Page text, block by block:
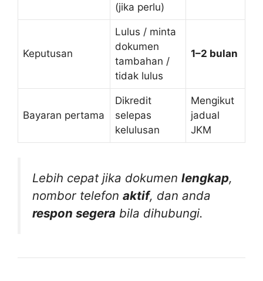
(jika perlu)
Keputusan
Lulus / minta
dokumen
tambahan /
tidak lulus
1–2 bulan
Bayaran pertama
Dikredit
selepas
kelulusan
Mengikut
jadual
JKM
Lebih cepat jika dokumen lengkap,
nombor telefon aktif, dan anda
respon segera bila dihubungi.